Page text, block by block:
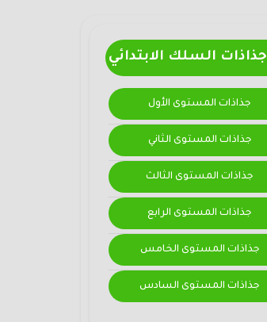
جذاذات السلك الابتدائي
جذاذات المستوى الأول
جذاذات المستوى الثاني
جذاذات المستوى الثالث
جذاذات المستوى الرابع
جذاذات المستوى الخامس
جذاذات المستوى السادس